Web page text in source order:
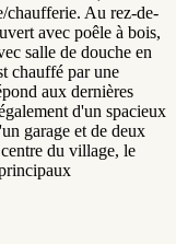
chaufferie. Au rez-de-
avec poêle à bois,
salle de douche en
chauffé par une
aux dernières
d'un spacieux
garage et de deux
du village, le